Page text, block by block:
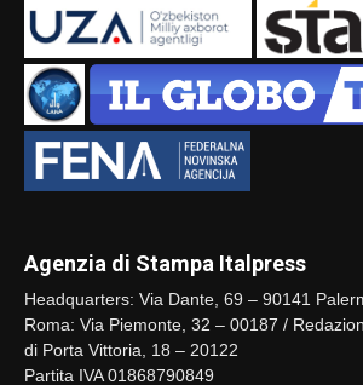
Agenzia di Stampa Italpress
Headquarters: Via Dante, 69 – 90141
Roma: Via Piemonte, 32 – 00187 /
di Porta Vittoria, 18 – 20122
Partita IVA 01868790849